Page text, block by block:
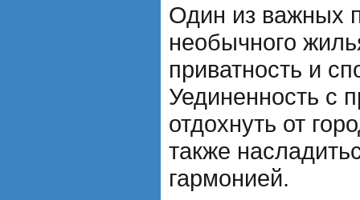
Один из важных
необычного
приватность и
Уединенность с
отдохнуть от
также
гармонией.